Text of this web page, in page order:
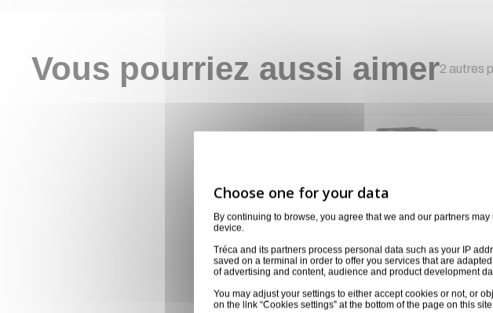
Vous pourriez aussi aimer2 autres
By continuing to browse, you agree that we and our partners
device.
Tréca and its partners process personal data such as your IP
saved on a terminal in order to offer you services that are
of advertising and content, audience and product development
You may adjust your settings to either accept cookies or not, or
on the link “Cookies settings” at the bottom of the page on this